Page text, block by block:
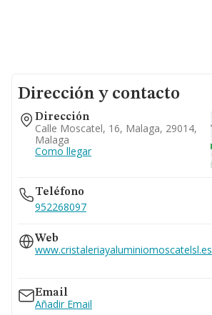
Dirección y contacto
Dirección
Calle Moscatel, 16, Malaga, 29014,
Malaga
Como llegar
Teléfono
952268097
Web
www.cristaleriayaluminiomoscatelsl.es
Email
Añadir Email